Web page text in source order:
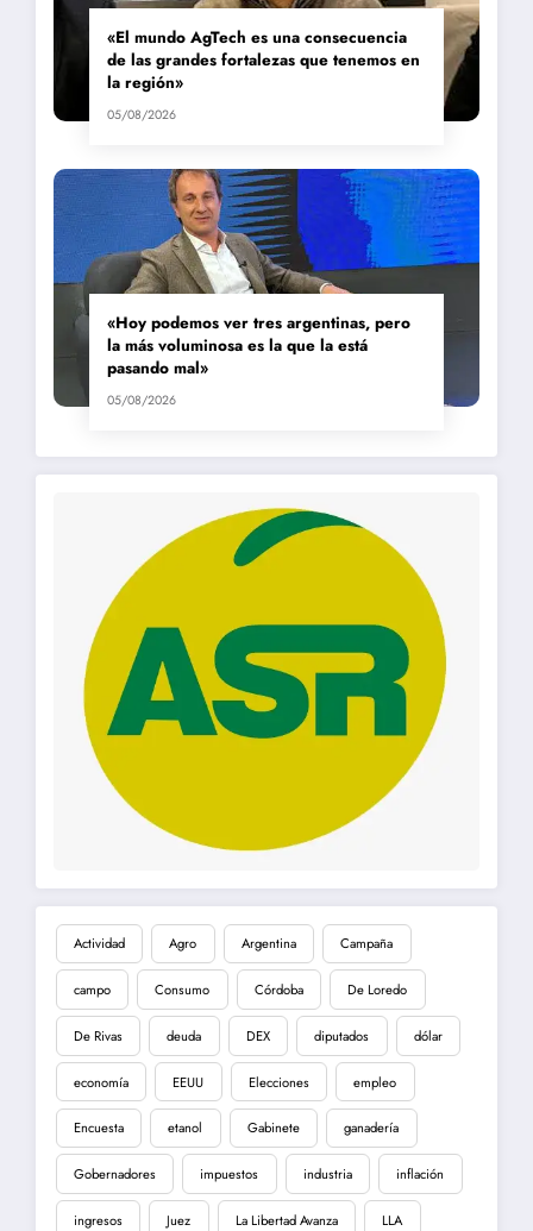
«El mundo AgTech es una consecuencia
de las grandes fortalezas que tenemos en
la región»
05/08/2026
«Hoy podemos ver tres argentinas, pero
la más voluminosa es la que la está
pasando mal»
05/08/2026
Actividad Agro Argentina Campaña
campo Consumo Córdoba De Loredo
De Rivas deuda DEX diputados dólar
economía EEUU Elecciones empleo
Encuesta etanol Gabinete ganadería
Gobernadores impuestos industria inflación
ingresos Juez La Libertad Avanza LLA